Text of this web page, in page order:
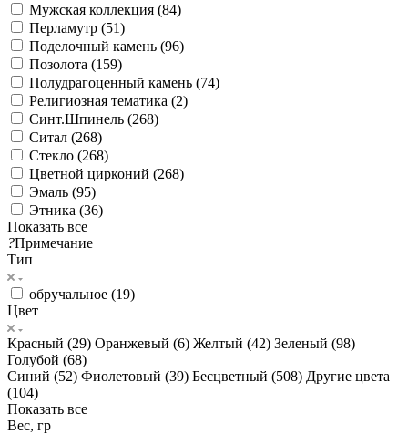
Мужская коллекция (84)
Перламутр (51)
Поделочный камень (96)
Позолота (159)
Полудрагоценный камень (74)
Религиозная тематика (2)
Синт.Шпинель (268)
Ситал (268)
Стекло (268)
Цветной цирконий (268)
Эмаль (95)
Этника (36)
Показать все
?Примечание
Тип
обручальное (19)
Цвет
Красный (29) Оранжевый (6) Желтый (42) Зеленый (98)
Голубой (68)
Синий (52) Фиолетовый (39) Бесцветный (508) Другие цвета
(104)
Показать все
Вес, гр